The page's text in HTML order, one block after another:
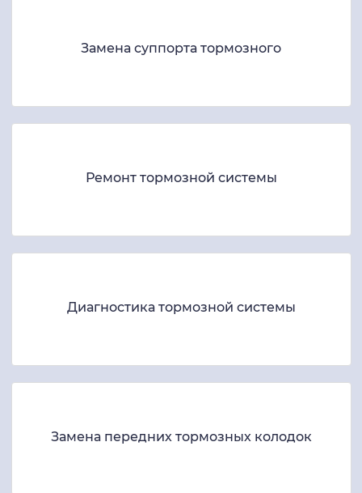
Замена суппорта тормозного
Ремонт тормозной системы
Диагностика тормозной системы
Замена передних тормозных колодок